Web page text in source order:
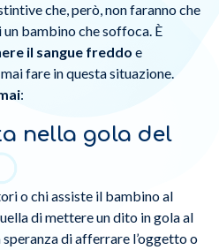
che, però, non faranno che
bambino che soffoca. È
il sangue freddo e
fare in questa situazione.
:
nella gola del
o chi assiste il bambino al
di mettere un dito in gola al
di afferrare l’oggetto o